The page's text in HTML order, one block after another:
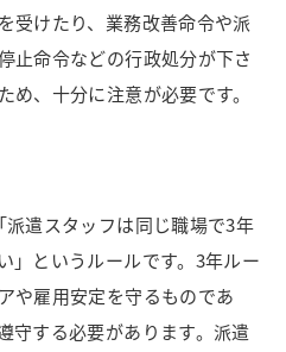
受けたり、業務改善命令や派
止命令などの行政処分が下さ
、十分に注意が必要です。
遣スタッフは同じ職場で3年
」というルールです。3年ルー
や雇用安定を守るものであ
守する必要があります。派遣